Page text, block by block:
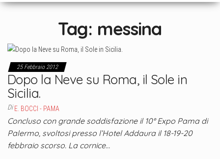
Tag: messina
25 Febbraio 2012
Dopo la Neve su Roma, il Sole in
Sicilia.
Di E. BOCCI - PAMA
Concluso con grande soddisfazione il 10° Expo Pama di
Palermo, svoltosi presso l’Hotel Addaura il 18-19-20
febbraio scorso. La cornice…